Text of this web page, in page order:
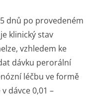
dnů po provedeném
klinický stav
vzhledem ke
dávku perorální
léčbu ve formě
dávce 0,01 –